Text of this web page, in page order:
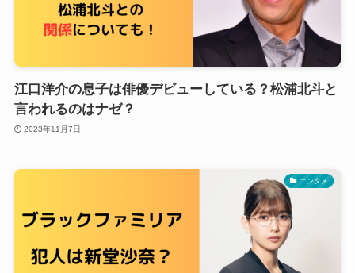
江口洋介の息子は俳優デビューしている？松浦北斗と
言われるのはナゼ？
2023年11月7日
エンタメ